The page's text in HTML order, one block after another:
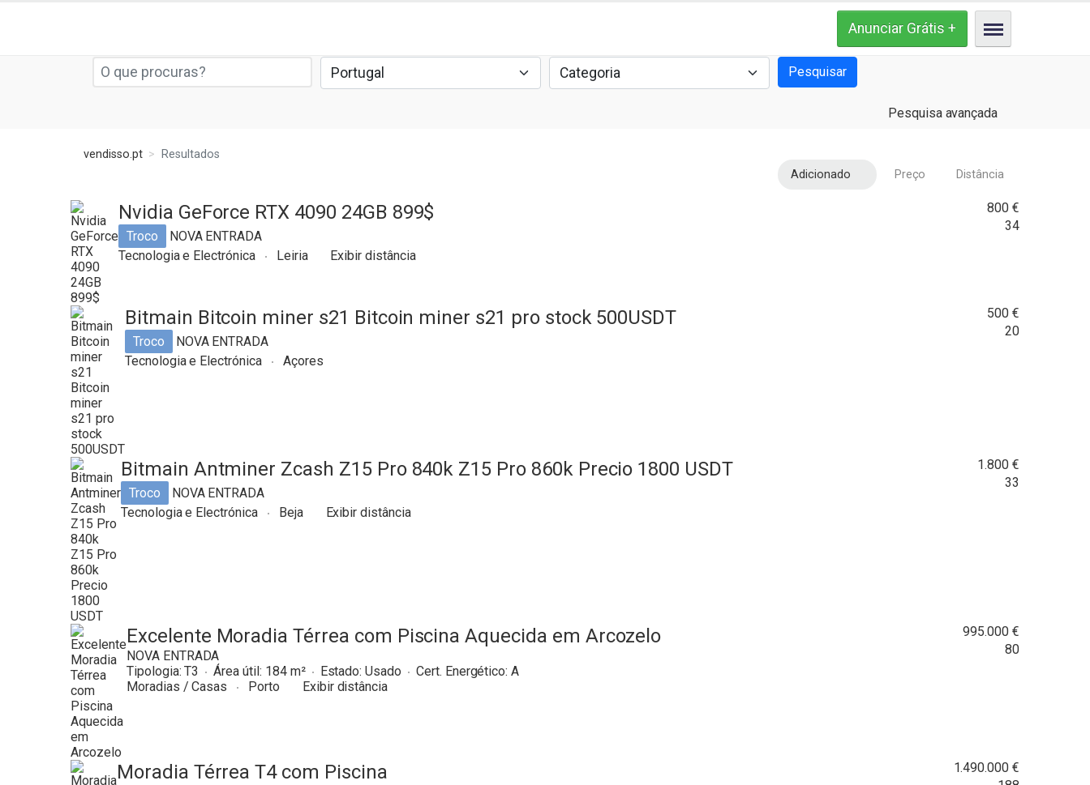
Pesquisar
Pesquisa avançada
vendisso.pt
Resultados
Adicionado
Preço Distância
Nvidia GeForce RTX 4090 24GB 899$
Troco
NOVA ENTRADA
Tecnologia e Electrónica
Leiria Exibir distância
800 €
34
Bitmain Bitcoin miner s21 Bitcoin miner s21 pro stock 500USDT
Troco
NOVA ENTRADA
Tecnologia e Electrónica
Açores
500 €
20
Bitmain Antminer Zcash Z15 Pro 840k Z15 Pro 860k Precio 1800 USDT
Troco
NOVA ENTRADA
Tecnologia e Electrónica
Beja Exibir distância
1.800 €
33
Excelente Moradia Térrea com Piscina Aquecida em Arcozelo
NOVA ENTRADA
Tipologia:T3 Área útil: 184 Estado:Usado Cert. Energético:A
Moradias / Casas
Porto Exibir distância
995.000 €
80
Moradia Térrea T4 com Piscina 1.490.000 €